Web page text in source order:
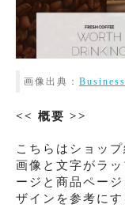
画像出典：
<< 概要 >>
こちらはショッ
画像と文字がラ
ージと商品ペー
ザインを参考にす